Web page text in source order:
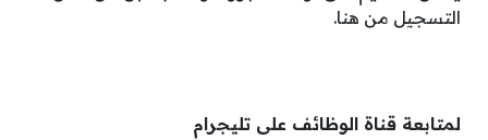
التسجيل من هنا.
لمتابعة قناة الوظائف على تليجرام